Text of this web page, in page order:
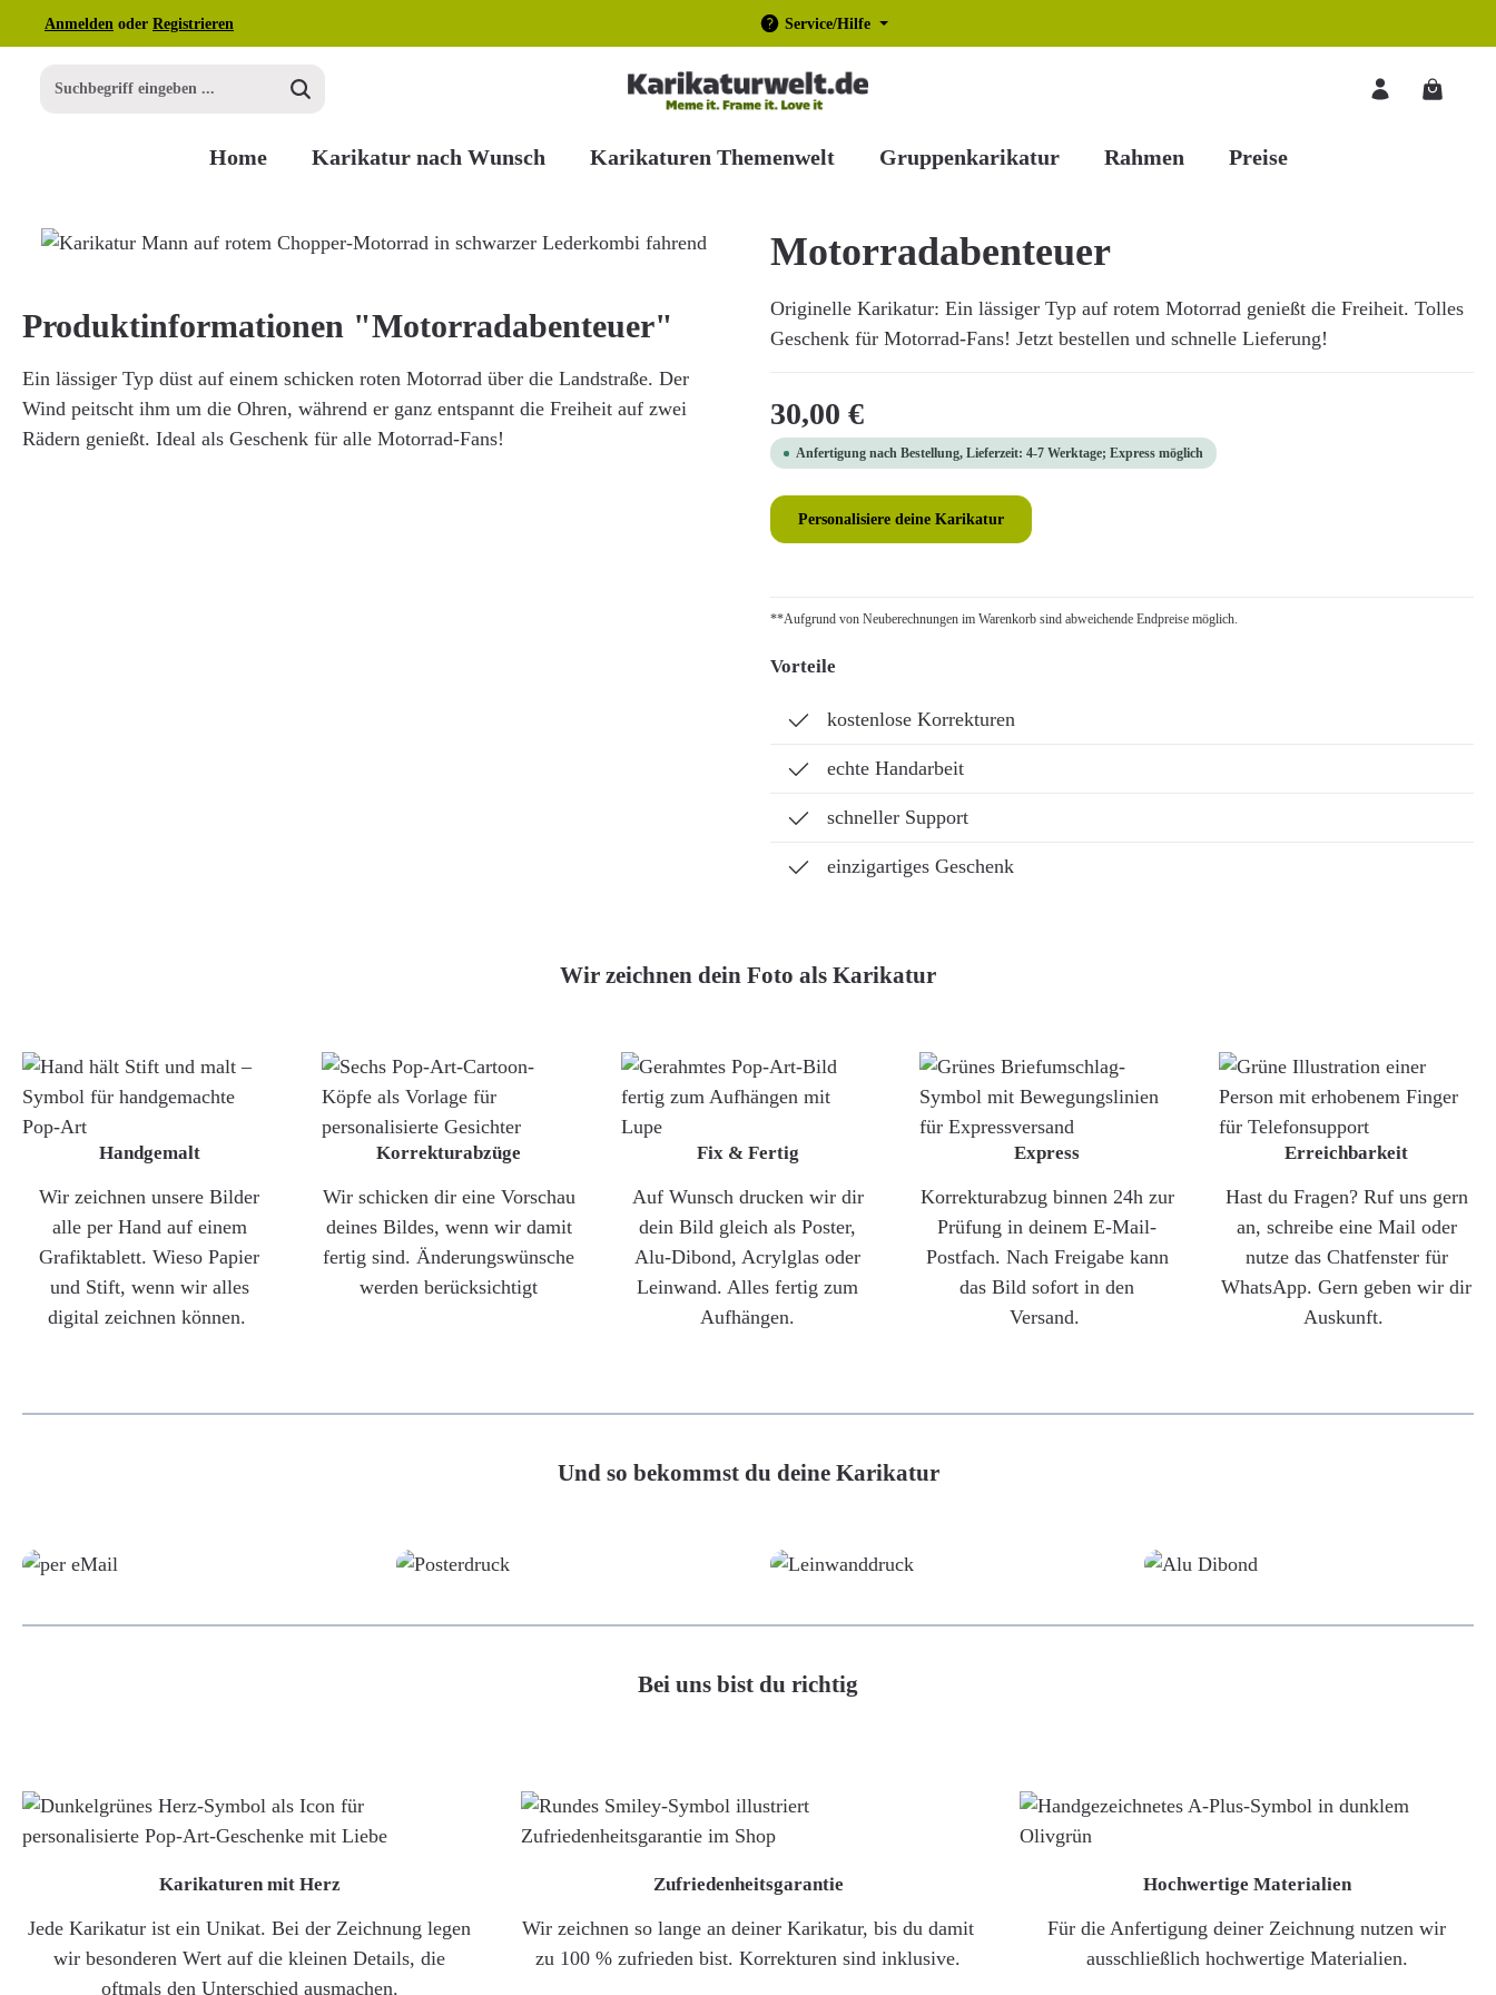
Hauptinhalt springen
Zur Suche springen
Zur Hauptnavigation springen
Anmelden oder Registrieren Service/Hilfe
Home Karikatur nach Wunsch Karikaturen Themenwelt Gruppenkarikatur Rahmen Preise
Bildergalerie überspringen Motorradabenteuer
Originelle Karikatur: Ein lässiger Typ auf rotem Motorrad genießt die Freiheit. Tolles
Geschenk für Motorrad-Fans! Jetzt bestellen und schnelle Lieferung!
Regulärer Preis:
30,00 €
Anfertigung nach Bestellung, Lieferzeit: 4-7 Werktage; Express möglich
Personalisiere deine Karikatur
**Aufgrund von Neuberechnungen im Warenkorb sind abweichende Endpreise möglich.
Vorteile
kostenlose Korrekturen
echte Handarbeit
schneller Support
einzigartiges Geschenk
Produktinformationen "Motorradabenteuer"
Ein lässiger Typ düst auf einem schicken roten Motorrad über die Landstraße. Der
Wind peitscht ihm um die Ohren, während er ganz entspannt die Freiheit auf zwei
Rädern genießt. Ideal als Geschenk für alle Motorrad-Fans!
Wir zeichnen dein Foto als Karikatur
Handgemalt
Wir zeichnen unsere Bilder
alle per Hand auf einem
Grafiktablett. Wieso Papier
und Stift, wenn wir alles
digital zeichnen können.
Korrekturabzüge
Wir schicken dir eine Vorschau
deines Bildes, wenn wir damit
fertig sind. Änderungswünsche
werden berücksichtigt
Fix & Fertig
Auf Wunsch drucken wir dir
dein Bild gleich als Poster,
Alu-Dibond, Acrylglas oder
Leinwand. Alles fertig zum
Aufhängen.
Express
Korrekturabzug binnen 24h zur
Prüfung in deinem E-Mail-
Postfach. Nach Freigabe kann
das Bild sofort in den
Versand.
Erreichbarkeit
Hast du Fragen? Ruf uns gern
an, schreibe eine Mail oder
nutze das Chatfenster für
WhatsApp. Gern geben wir dir
Auskunft.
Und so bekommst du deine Karikatur
Bei uns bist du richtig
Karikaturen mit Herz
Jede Karikatur ist ein Unikat. Bei der Zeichnung legen
wir besonderen Wert auf die kleinen Details, die
oftmals den Unterschied ausmachen.
Zufriedenheitsgarantie
Wir zeichnen so lange an deiner Karikatur, bis du damit
zu 100 % zufrieden bist. Korrekturen sind inklusive.
Hochwertige Materialien
Für die Anfertigung deiner Zeichnung nutzen wir
ausschließlich hochwertige Materialien.